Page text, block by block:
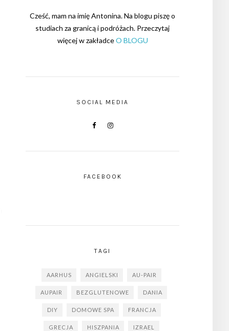
Cześć, mam na imię Antonina. Na blogu piszę o
studiach za granicą i podróżach. Przeczytaj
więcej w zakładceO BLOGU
SOCIAL MEDIA
FACEBOOK
TAGI
AARHUS ANGIELSKI AU-PAIR
AUPAIR BEZGLUTENOWE DANIA
DIY DOMOWE SPA FRANCJA
GRECJA HISZPANIA IZRAEL